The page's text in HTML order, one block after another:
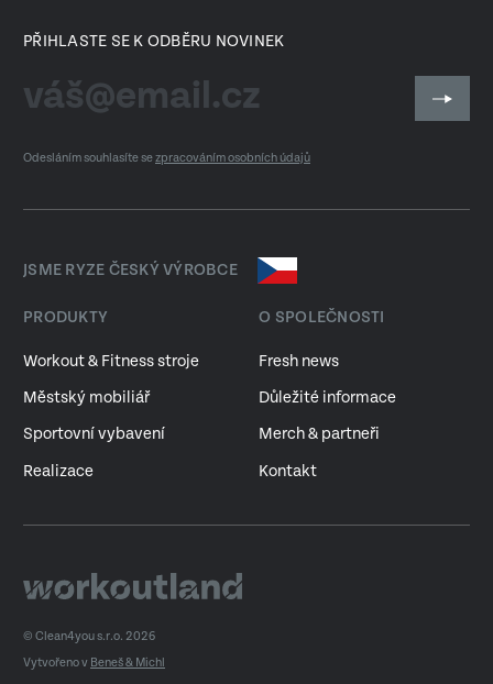
PŘIHLASTE SE K ODBĚRU NOVINEK
Odesláním souhlasíte sezpracováním osobních údajů
JSME RYZE ČESKÝ VÝROBCE
PRODUKTY
Workout & Fitness stroje
Městský mobiliář
Sportovní vybavení
Realizace
O SPOLEČNOSTI
Fresh news
Důležité informace
Merch & partneři
Kontakt
© Clean4you s.r.o. 2026
Vytvořeno v Beneš & Michl